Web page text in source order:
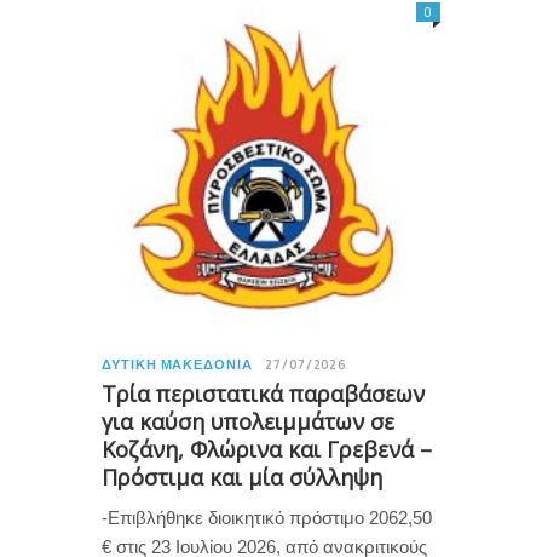
ΔΥΤΙΚΉ ΜΑΚΕΔΟΝΊΑ 27/07/2026
Τρία περιστατικά παραβάσεων
για καύση υπολειμμάτων σε
Κοζάνη, Φλώρινα και Γρεβενά –
Πρόστιμα και μία σύλληψη
0
-Επιβλήθηκε διοικητικό πρόστιμο 2062,50
€ στις 23 Ιουλίου 2026, από ανακριτικούς